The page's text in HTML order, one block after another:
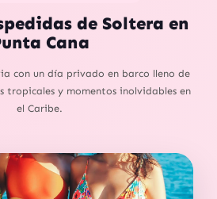
de Soltera en
Cana
con un día privado en barco lleno de
tropicales y momentos inolvidables en
el Caribe.